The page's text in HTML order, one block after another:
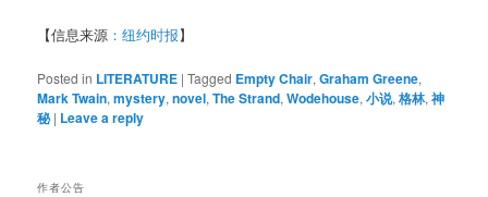
【信息来源 ：纽约时报】
Posted in LITERATURE |Tagged Empty Chair,Graham Greene,
Mark Twain,mystery,novel,The Strand,Wodehouse,小说,格林,神
秘 | Leave a reply
作者公告